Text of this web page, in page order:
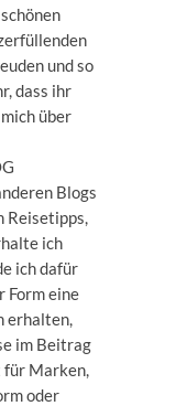
und so
dass ihr
über
Blogs
Reisetipps,
ich
ich dafür
Form eine
erhalten,
im Beitrag
für Marken,
oder